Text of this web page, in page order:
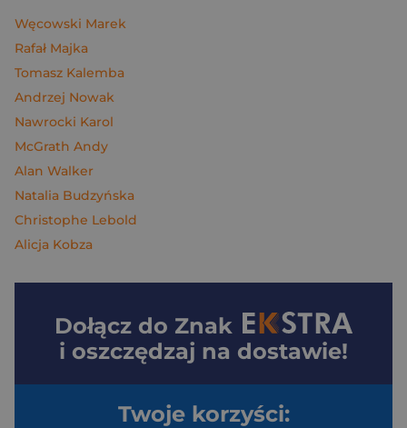
Węcowski Marek
Rafał Majka
Tomasz Kalemba
Andrzej Nowak
Nawrocki Karol
McGrath Andy
Alan Walker
Natalia Budzyńska
Christophe Lebold
Alicja Kobza
Dołącz do Znak
i oszczędzaj na dostawie!
Twoje korzyści: